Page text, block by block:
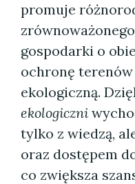
promuje
gospodarki o
ochronę
ekologiczną.
ekologiczni
tylko z wiedzą,
oraz dostępem
co zwiększa